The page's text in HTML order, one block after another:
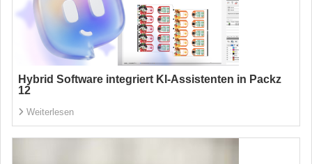
Hybrid Software integriert KI-Assistenten in Packz
12
Weiterlesen